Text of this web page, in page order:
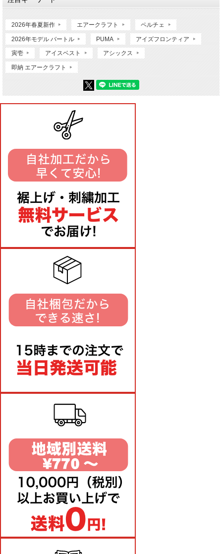
2026年春夏新作 エアークラフト ペルチェ
2026年モデル バートル PUMA アイズフロンティア
寅壱 アイスベスト アシックス
即納 エアークラフト